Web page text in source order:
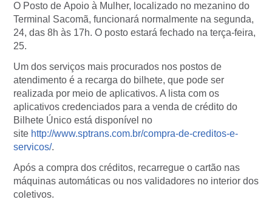
O Posto de Apoio à Mulher, localizado no mezanino do
Terminal Sacomã, funcionará normalmente na segunda,
24, das 8h às 17h. O posto estará fechado na terça-feira,
25.
Um dos serviços mais procurados nos postos de
atendimento é a recarga do bilhete, que pode ser
realizada por meio de aplicativos. A lista com os
aplicativos credenciados para a venda de crédito do
Bilhete Único está disponível no
site http://www.sptrans.com.br/compra-de-creditos-e-
servicos/.
Após a compra dos créditos, recarregue o cartão nas
máquinas automáticas ou nos validadores no interior dos
coletivos.